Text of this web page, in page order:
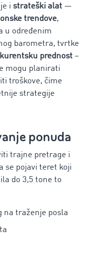
i strateški alat —
trendove,
u određenim
barometra, tvrtke
prednost –
mogu planirati
troškove, čime
strategije
ponuda
trajne pretrage i
se pojavi teret koji
do 3,5 tone to
na traženje posla